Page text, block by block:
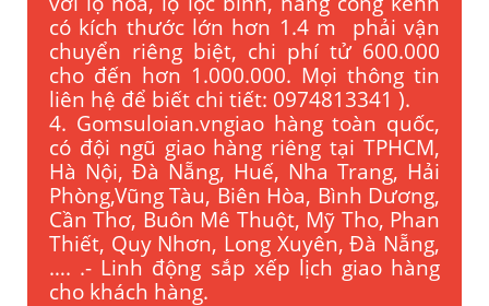
có kích thước lớn hơn 1.4 m phải vận
chuyển riêng biệt, chi phí tử 600.000
cho đến hơn 1.000.000. Mọi thông tin
liên hệ để biết chi tiết: 0974813341 ).
4. Gomsuloian.vngiao hàng toàn quốc,
có đội ngũ giao hàng riêng tại TPHCM,
Hà Nội, Đà Nẵng, Huế, Nha Trang, Hải
Phòng,Vũng Tàu, Biên Hòa, Bình Dương,
Cần Thơ, Buôn Mê Thuột, Mỹ Tho, Phan
Thiết, Quy Nhơn, Long Xuyên, Đà Nẵng,
…. .- Linh động sắp xếp lịch giao hàng
cho khách hàng.